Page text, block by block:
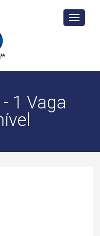
Toggle
1 Vaga